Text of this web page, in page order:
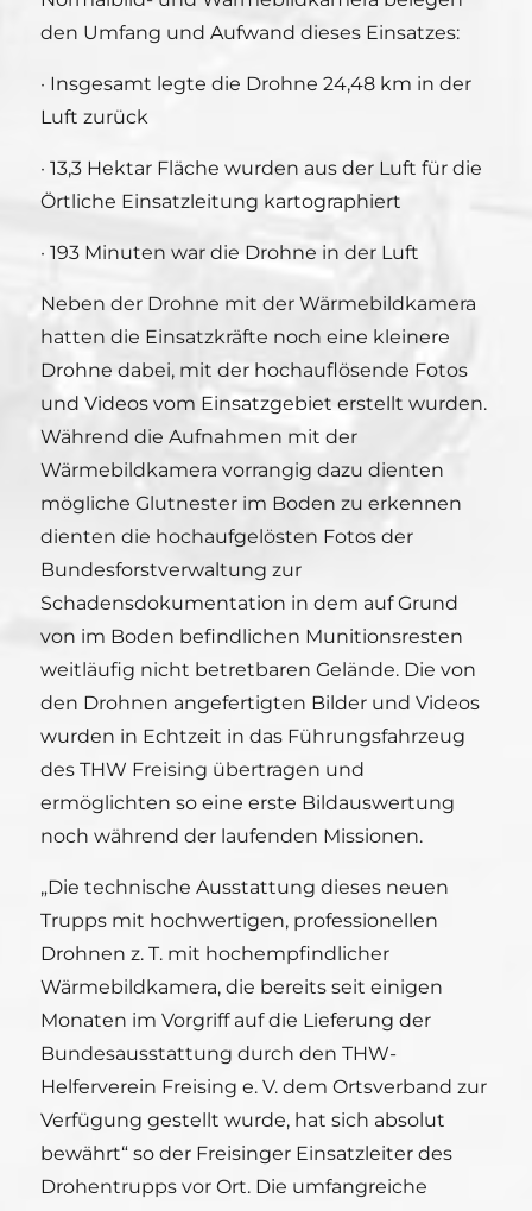
den Umfang und Aufwand dieses Einsatzes:
· Insgesamt legte die Drohne 24,48 km in der
Luft zurück
· 13,3 Hektar Fläche wurden aus der Luft für die
Örtliche Einsatzleitung kartographiert
· 193 Minuten war die Drohne in der Luft
Neben der Drohne mit der Wärmebildkamera
hatten die Einsatzkräfte noch eine kleinere
Drohne dabei, mit der hochauflösende Fotos
und Videos vom Einsatzgebiet erstellt wurden.
Während die Aufnahmen mit der
Wärmebildkamera vorrangig dazu dienten
mögliche Glutnester im Boden zu erkennen
dienten die hochaufgelösten Fotos der
Bundesforstverwaltung zur
Schadensdokumentation in dem auf Grund
von im Boden befindlichen Munitionsresten
weitläufig nicht betretbaren Gelände. Die von
den Drohnen angefertigten Bilder und Videos
wurden in Echtzeit in das Führungsfahrzeug
des THW Freising übertragen und
ermöglichten so eine erste Bildauswertung
noch während der laufenden Missionen.
„Die technische Ausstattung dieses neuen
Trupps mit hochwertigen, professionellen
Drohnen z. T. mit hochempfindlicher
Wärmebildkamera, die bereits seit einigen
Monaten im Vorgriff auf die Lieferung der
Bundesausstattung durch den THW-
Helferverein Freising e. V. dem Ortsverband zur
Verfügung gestellt wurde, hat sich absolut
bewährt“ so der Freisinger Einsatzleiter des
Drohentrupps vor Ort. Die umfangreiche